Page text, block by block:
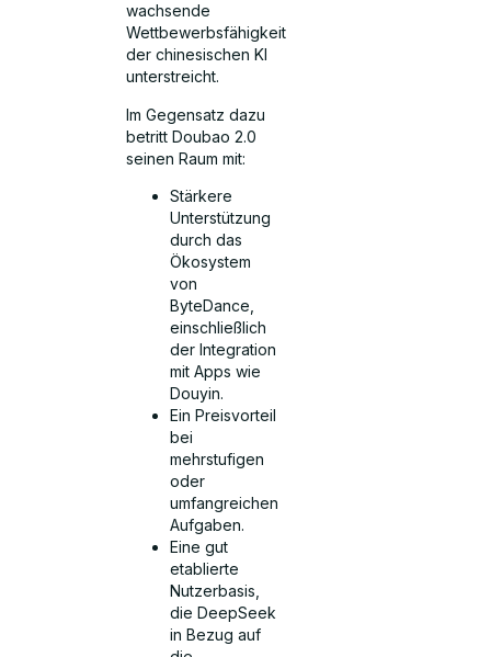
wachsende
Wettbewerbsfähigkeit
der chinesischen KI
unterstreicht.
Im Gegensatz dazu
betritt Doubao 2.0
seinen Raum mit:
Stärkere
Unterstützung
durch das
Ökosystem
von
ByteDance,
einschließlich
der Integration
mit Apps wie
Douyin.
Ein Preisvorteil
bei
mehrstufigen
oder
umfangreichen
Aufgaben.
Eine gut
etablierte
Nutzerbasis,
die DeepSeek
in Bezug auf